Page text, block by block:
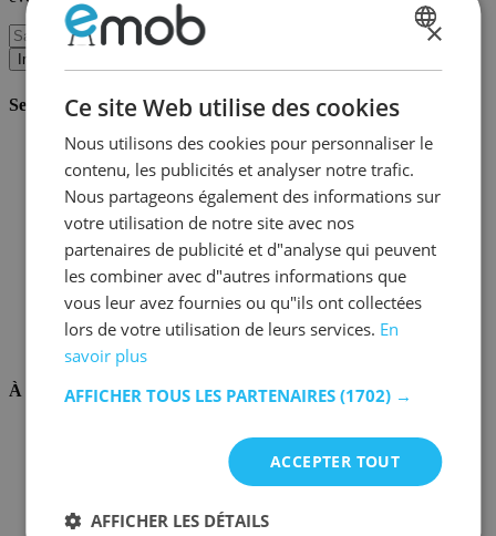
Inscription
Service client
Commander chez Emob
Modalités de paiement
Livraison et expédition
Service et garantie
Annuler ou retourner
Réclamations
Astuces de montage
Conseils d'entretien
Mot de passe oublié?
FAQ
Stockage & Fulfilment
À propos de nous
Conditions générales
×
Ce site Web utilise des cookies
Nous utilisons des cookies pour personnaliser le
contenu, les publicités et analyser notre trafic.
Nous partageons également des informations sur
votre utilisation de notre site avec nos
partenaires de publicité et d"analyse qui peuvent
les combiner avec d"autres informations que
vous leur avez fournies ou qu"ils ont collectées
lors de votre utilisation de leurs services. En
savoir plus
AFFICHER TOUS LES PARTENAIRES (1702) →
ACCEPTER TOUT
AFFICHER LES DÉTAILS